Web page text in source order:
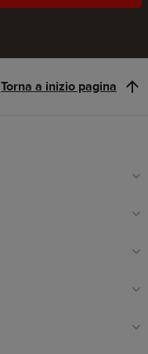
Torna a inizio pagina